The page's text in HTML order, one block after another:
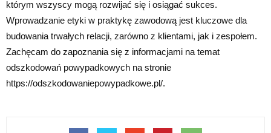
którym wszyscy mogą rozwijać się i osiągać sukces.
Wprowadzanie etyki w praktykę zawodową jest kluczowe dla
budowania trwałych relacji, zarówno z klientami, jak i zespołem.
Zachęcam do zapoznania się z informacjami na temat
odszkodowań powypadkowych na stronie
https://odszkodowaniepowypadkowe.pl/.